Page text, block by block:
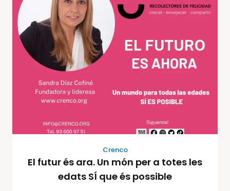
Crenco
El futur és ara. Un món per a totes les
edats SÍ que és possible